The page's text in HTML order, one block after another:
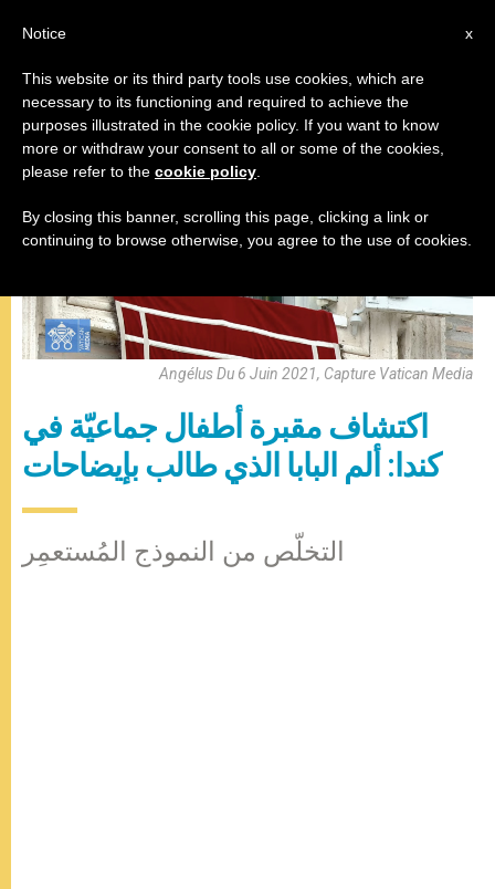
البابا فرنسيس ,صلاة التبشير الملائكي
Angélus Du 6 Juin 2021, Capture Vatican Media
اكتشاف مقبرة أطفال جماعيّة في
كندا: ألم البابا الذي طالب بإيضاحات
التخلّص من النموذج المُستعمِر
x
Notice
This website or its third party tools use cookies, which are
necessary to its functioning and required to achieve the
purposes illustrated in the cookie policy. If you want to know
more or withdraw your consent to all or some of the cookies,
please refer to the cookie policy
By closing this banner, scrolling this page, clicking a link or
continuing to browse otherwise, you agree to the use of cookies.